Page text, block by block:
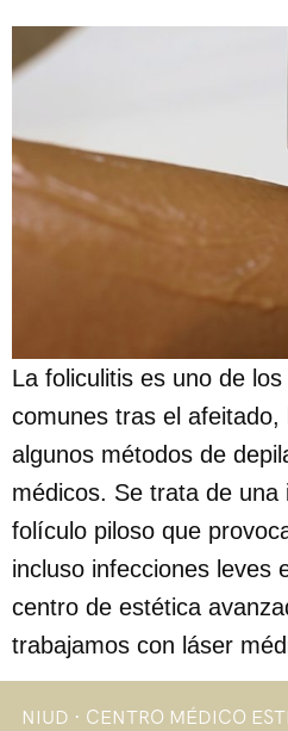
La foliculitis es uno de
comunes tras el afeitado,
algunos métodos de
médicos. Se trata de una
folículo piloso que
incluso infecciones leves
centro de estética
trabajamos con láser
NIUD · CENTRO MÉDICO